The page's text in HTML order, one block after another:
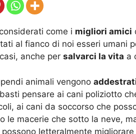
come i migliori amici
al fianco di noi esseri umani
anche per salvarci la vita a
animali vengono
pensare ai cani poliziotto
ai cani da soccorso che
le macerie che sotto la neve,
possono letteralmente